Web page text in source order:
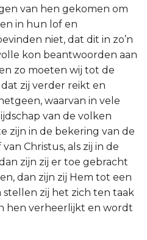
van hen gekomen om
in hun lof en
niet, dat dit in zo’n
kon beantwoorden aan
zo moeten wij tot de
zij verder reikt en
waarvan in vele
van de volken
zijn in de bekering van de
Christus, als zij in de
zijn zij er toe gebracht
dan zijn zij Hem tot een
stellen zij het zich ten taak
hen verheerlijkt en wordt